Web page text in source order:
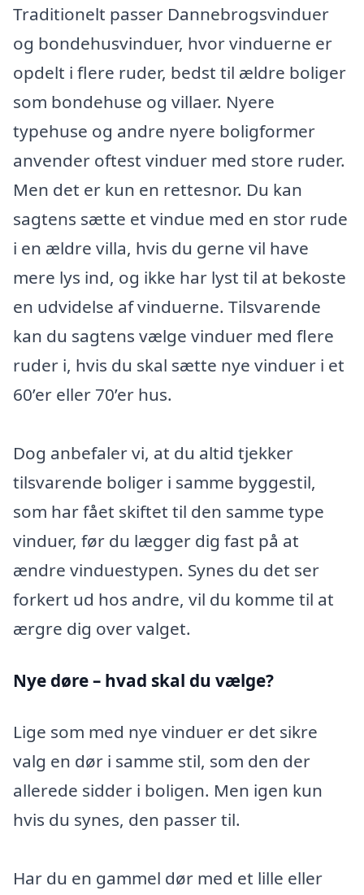
Traditionelt passer Dannebrogsvinduer
og bondehusvinduer, hvor vinduerne er
opdelt i flere ruder, bedst til ældre boliger
som bondehuse og villaer. Nyere
typehuse og andre nyere boligformer
anvender oftest vinduer med store ruder.
Men det er kun en rettesnor. Du kan
sagtens sætte et vindue med en stor rude
i en ældre villa, hvis du gerne vil have
mere lys ind, og ikke har lyst til at bekoste
en udvidelse af vinduerne. Tilsvarende
kan du sagtens vælge vinduer med flere
ruder i, hvis du skal sætte nye vinduer i et
60’er eller 70’er hus.
Dog anbefaler vi, at du altid tjekker
tilsvarende boliger i samme byggestil,
som har fået skiftet til den samme type
vinduer, før du lægger dig fast på at
ændre vinduestypen. Synes du det ser
forkert ud hos andre, vil du komme til at
ærgre dig over valget.
Nye døre – hvad skal du vælge?
Lige som med nye vinduer er det sikre
valg en dør i samme stil, som den der
allerede sidder i boligen. Men igen kun
hvis du synes, den passer til.
Har du en gammel dør med et lille eller